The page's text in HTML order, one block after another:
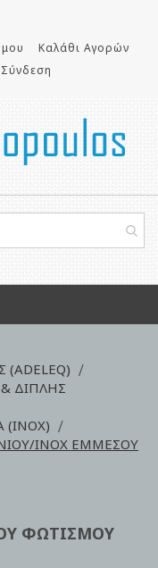
Καλάθι Αγορών
Σύνδεση
ΔΙΠΛΗΣ
INOX EΜΜΕΣΟΥ
ΦΩΤΙΣΜΟΥ